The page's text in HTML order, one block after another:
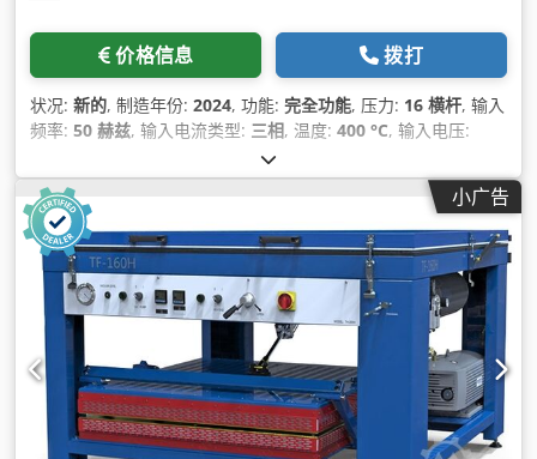
价格信息 拨打
状况: 新的, 制造年份: 2024, 功能: 完全功能, 压力: 16 横杆, 输入
频率: 50 赫兹, 输入电流类型: 三相, 温度: 400 °C, 输入电压:
1,500 转/分
却类型:空气,
小广告